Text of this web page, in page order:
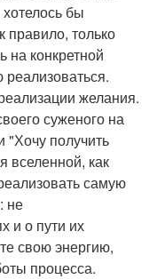
бы
правило, только
на конкретной
желания.
суженого на
"Хочу получить
вселенной, как
самую
не
и о пути их
свою энергию,
процесса.